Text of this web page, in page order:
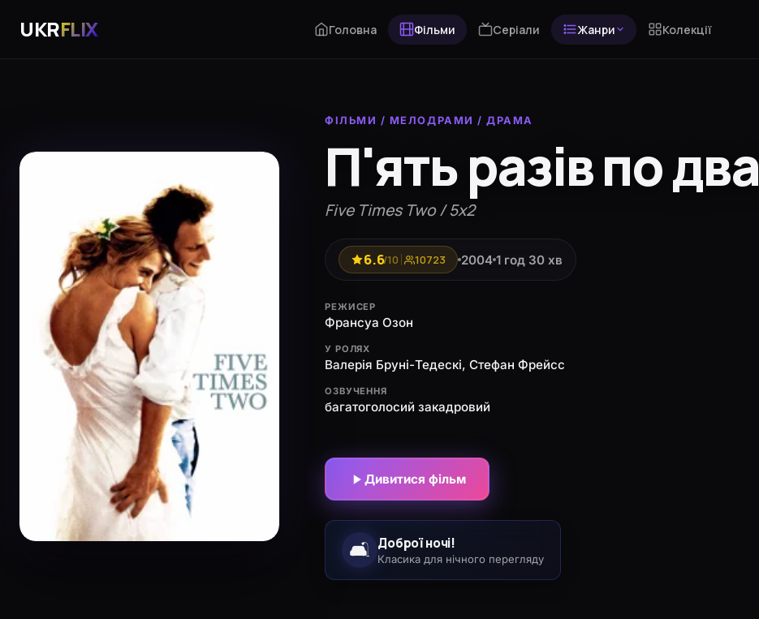
UKRFLIX Головна Фільми Серіали Жанри Колекції
ФІЛЬМИ / МЕЛОДРАМИ /ДРАМА
П'ять разів по два
Five Times Two / 5x2
6.6/10 10723 2004 1 год 30 хв
РЕЖИСЕР
Франсуа Озон
У РОЛЯХ
Валерія Бруні-Тедескі, Стефан Фрейсс
ОЗВУЧЕННЯ
багатоголосий закадровий
Дивитися фільм
🛋️ Доброї ночі!
Класика для нічного перегляду